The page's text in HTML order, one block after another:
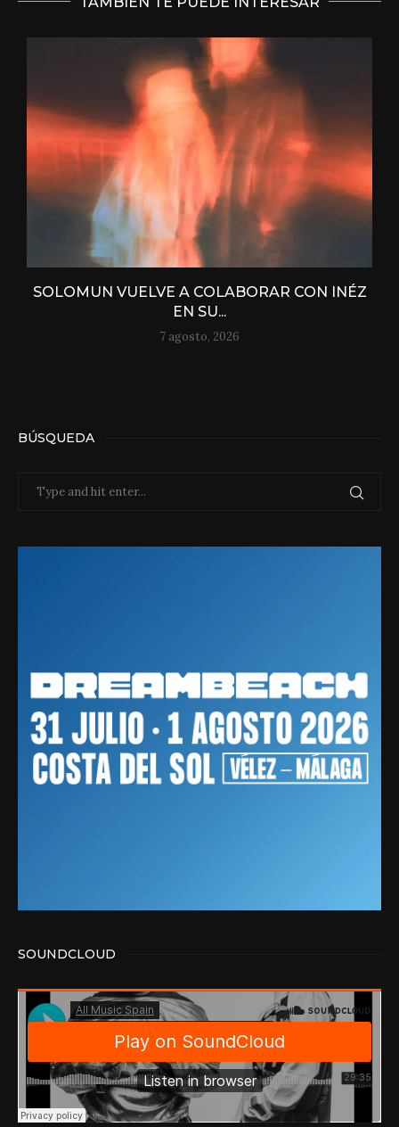
SOLOMUN VUELVE A COLABORAR CON INÉZ
EN SU...
7 agosto, 2026
BÚSQUEDA
SOUNDCLOUD